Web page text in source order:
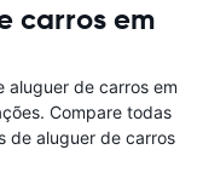
carros em
aluguer de carros em
Compare todas
de aluguer de carros